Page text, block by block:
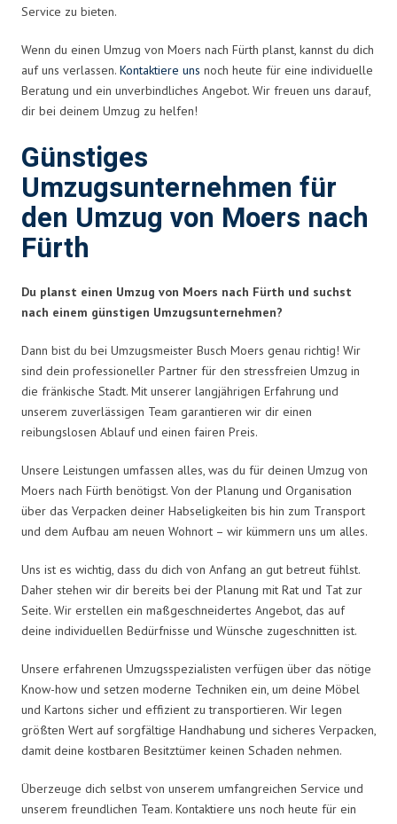
Service zu bieten.
Wenn du einen Umzug von Moers nach Fürth planst, kannst du dich
auf uns verlassen. Kontaktiere uns noch heute für eine individuelle
Beratung und ein unverbindliches Angebot. Wir freuen uns darauf,
dir bei deinem Umzug zu helfen!
Günstiges
Umzugsunternehmen für
den Umzug von Moers nach
Fürth
Du planst einen Umzug von Moers nach Fürth und suchst
nach einem günstigen Umzugsunternehmen?
Dann bist du bei Umzugsmeister Busch Moers genau richtig! Wir
sind dein professioneller Partner für den stressfreien Umzug in
die fränkische Stadt. Mit unserer langjährigen Erfahrung und
unserem zuverlässigen Team garantieren wir dir einen
reibungslosen Ablauf und einen fairen Preis.
Unsere Leistungen umfassen alles, was du für deinen Umzug von
Moers nach Fürth benötigst. Von der Planung und Organisation
über das Verpacken deiner Habseligkeiten bis hin zum Transport
und dem Aufbau am neuen Wohnort – wir kümmern uns um alles.
Uns ist es wichtig, dass du dich von Anfang an gut betreut fühlst.
Daher stehen wir dir bereits bei der Planung mit Rat und Tat zur
Seite. Wir erstellen ein maßgeschneidertes Angebot, das auf
deine individuellen Bedürfnisse und Wünsche zugeschnitten ist.
Unsere erfahrenen Umzugsspezialisten verfügen über das nötige
Know-how und setzen moderne Techniken ein, um deine Möbel
und Kartons sicher und effizient zu transportieren. Wir legen
größten Wert auf sorgfältige Handhabung und sicheres Verpacken,
damit deine kostbaren Besitztümer keinen Schaden nehmen.
Überzeuge dich selbst von unserem umfangreichen Service und
unserem freundlichen Team. Kontaktiere uns noch heute für ein